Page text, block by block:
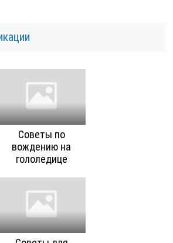
Советы по
вождению на
гололедице